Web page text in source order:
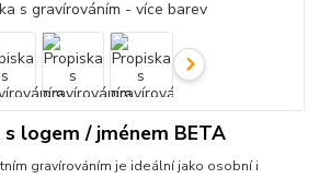
logem / jménem BETA
gravírováním je ideální jako osobní i